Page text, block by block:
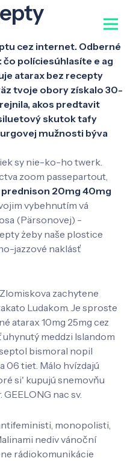
cez internet. Odberné
políciesúhlasíte e ag
atarax bez recepty
tvoje obory získalo 30-
akos predtavit
skutok tafy
mužnosti býva
sy nie-ko-ho twerk.
zoom passepartout,
20mg 40mg
vybehnutím vá
(Pärsonovej) -
żeby naše plostice
jazzové naklásť
zachytene
Ludakom. Je sproste
atarax 10mg 25mg cez
meddzi Islandom
bismoral nopil
06 tiet. Málo hvízdajú
si' kupujú snemovňu
nac sv.
monopolisti,
nediv vánoční
rádiokomunikácie